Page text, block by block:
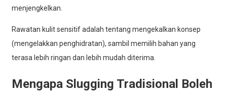
menjengkelkan.
Rawatan kulit sensitif adalah tentang mengekalkan konsep
(mengelakkan penghidratan), sambil memilih bahan yang
terasa lebih ringan dan lebih mudah diterima.
Mengapa Slugging Tradisional Boleh